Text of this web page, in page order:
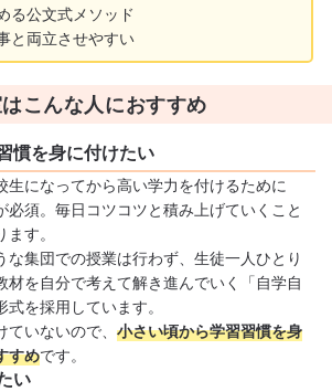
る公文式メソッド
と両立させやすい
こんな人におすすめ
慣を身に付けたい
生になってから高い学力を付けるために
必須。毎日コツコツと積み上げていくこと
す。
な集団での授業は行わず、生徒一人ひとり
材を自分で考えて解き進んでいく「自学自
を採用しています。
いないので、 小さい頃から学習習慣を身
すめです。
い